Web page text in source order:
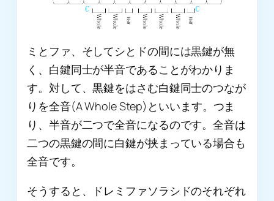
ミとファ、そしてシとドの間には黒鍵が無
く、白鍵同士が半音であることがわかりま
す。対して、黒鍵をはさむ白鍵同士のつなが
りを全音(A Whole Step)といいます。つま
り、半音が二つで全音になるのです。全音は
二つの黒鍵の間に白鍵が挟まっている場合も
全音です。
そうすると、ドレミファソラシドのそれぞれ